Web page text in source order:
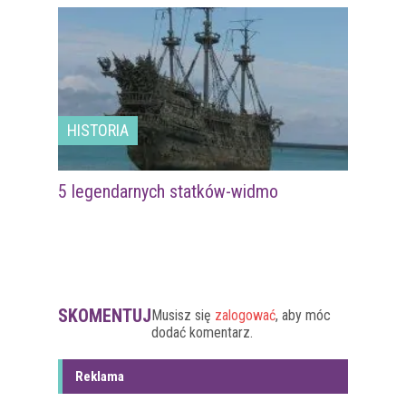
HISTORIA
5 legendarnych statków-widmo
SKOMENTUJMusisz się zalogować, aby móc
dodać komentarz.
Reklama